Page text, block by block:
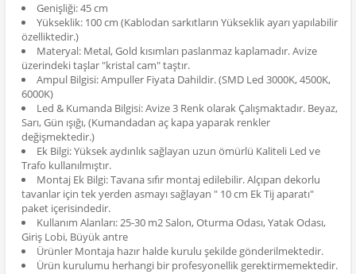
Genişliği: 45 cm
Yükseklik: 100 cm (Kablodan sarkıtların Yükseklik ayarı yapılabilir
özelliktedir.)
Materyal: Metal, Gold kısımları paslanmaz kaplamadır. Avize
üzerindeki taşlar "kristal cam" taştır.
Ampul Bilgisi: Ampuller Fiyata Dahildir. (SMD Led 3000K, 4500K,
6000K)
Led & Kumanda Bilgisi: Avize 3 Renk olarak Çalışmaktadır. Beyaz,
Sarı, Gün ışığı, (Kumandadan aç kapa yaparak renkler
değişmektedir.)
Ek Bilgi: Yüksek aydınlık sağlayan uzun ömürlü Kaliteli Led ve
Trafo kullanılmıştır.
Montaj Ek Bilgi: Tavana sıfır montaj edilebilir. Alçıpan dekorlu
tavanlar için tek yerden asmayı sağlayan " 10 cm Ek Tij aparatı"
paket içerisindedir.
Kullanım Alanları: 25-30 m2 Salon, Oturma Odası, Yatak Odası,
Giriş Lobi, Büyük antre
Ürünler Montaja hazır halde kurulu şekilde gönderilmektedir.
Ürün kurulumu herhangi bir profesyonellik gerektirmemektedir.